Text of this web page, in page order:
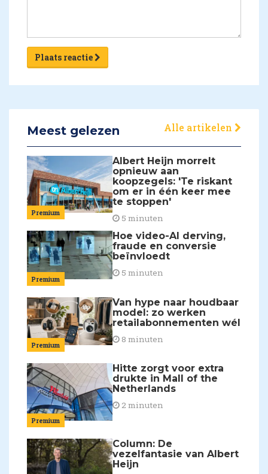
Plaats reactie
Meest gelezen Alle artikelen
Premium
Albert Heijn morrelt
opnieuw aan
koopzegels: 'Te riskant
om er in één keer mee
te stoppen'
5 minuten
Premium
Hoe video-AI derving,
fraude en conversie
beïnvloedt
5 minuten
Premium
Van hype naar houdbaar
model: zo werken
retailabonnementen wél
8 minuten
Premium
Hitte zorgt voor extra
drukte in Mall of the
Netherlands
2 minuten
Column: De
vezelfantasie van Albert
Heijn